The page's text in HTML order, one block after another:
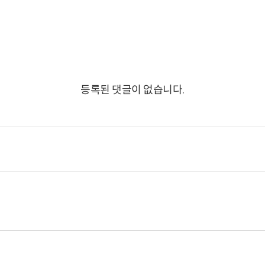
등록된 댓글이 없습니다.